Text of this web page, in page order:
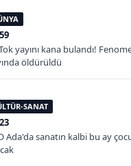
yayını kana bulandı!
öldürüldü
SANAT
Ada'da sanatın kalbi bu ay